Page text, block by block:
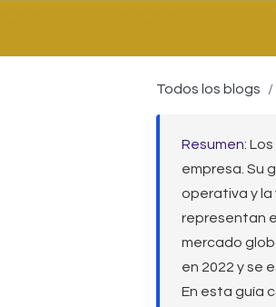
Todos los blogs
Resumen:
empresa. Su
operativa y la
representan
mercado
en 2022 y se
En esta guía